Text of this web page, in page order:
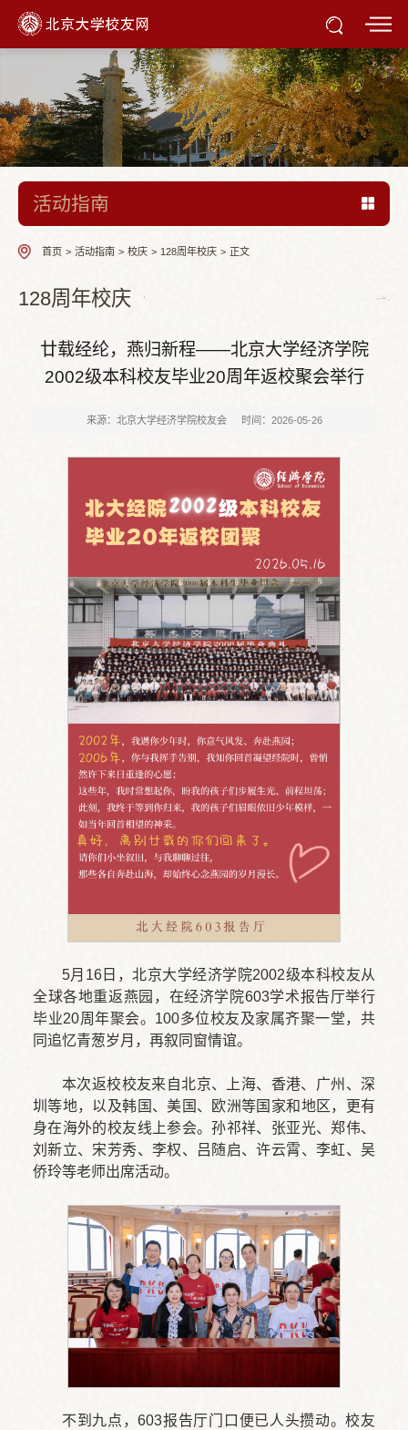
活动指南
首页 > 活动指南 > 校庆 > 128周年校庆 > 正文
128周年校庆
廿载经纶，燕归新程——北京大学经济学院
2002级本科校友毕业20周年返校聚会举行
来源：北京大学经济学院校友会 时间：2026-05-26
5月16日，北京大学经济学院2002级本科校友从
全球各地重返燕园，在经济学院603学术报告厅举行
毕业20周年聚会。100多位校友及家属齐聚一堂，共
同追忆青葱岁月，再叙同窗情谊。
本次返校校友来自北京、上海、香港、广州、深
圳等地，以及韩国、美国、欧洲等国家和地区，更有
身在海外的校友线上参会。孙祁祥、张亚光、郑伟、
刘新立、宋芳秀、李权、吕随启、许云霄、李虹、吴
侨玲等老师出席活动。
不到九点，603报告厅门口便已人头攒动。校友